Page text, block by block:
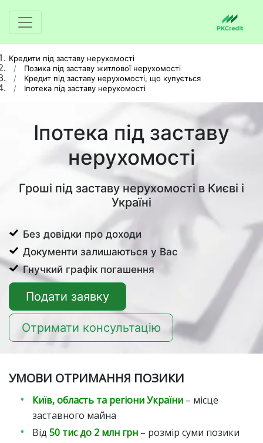
Кредити під заставу нерухомості
Позика під заставу житлової нерухомості
Кредит під заставу нерухомості, що купується
Іпотека під заставу нерухомості
Іпотека під заставу
нерухомості
Гроші під заставу нерухомості в Києві і
Україні
Без довідки про доходи
Документи залишаються у Вас
Гнучкий графік погашення
Подати заявку
Отримати консультацію
УМОВИ ОТРИМАННЯ ПОЗИКИ
Київ, область та регіони України – місце
заставного майна
Від 50 тис до 2 млн грн – розмір суми позики